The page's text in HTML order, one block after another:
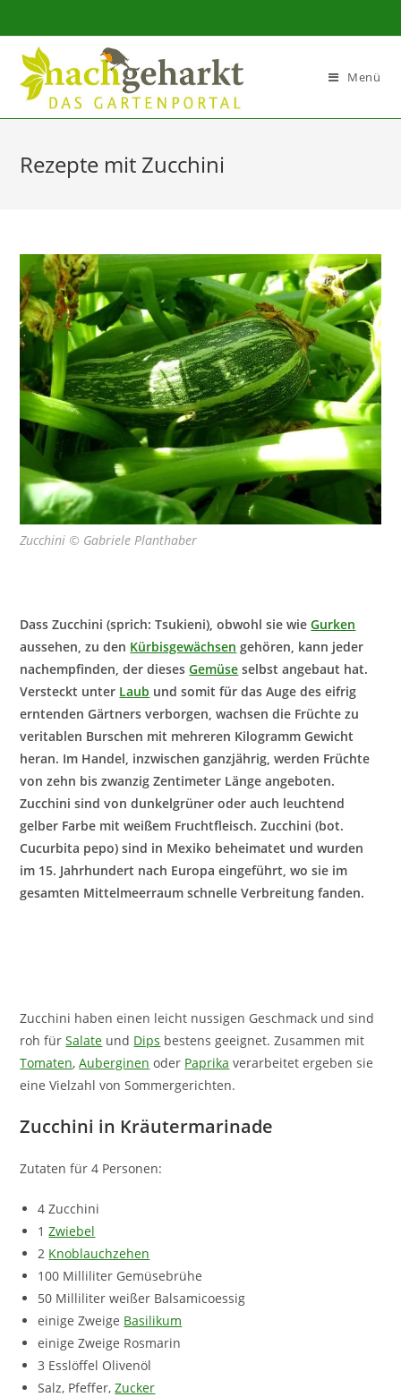
Sidebar-
Inhalt
Menü
Rezepte mit Zucchini
Zucchini © Gabriele Planthaber
Dass Zucchini (sprich: Tsukieni), obwohl sie wieGurken
aussehen, zu den Kürbisgewächsen gehören, kann jeder
nachempfinden, der diesesGemüse selbst angebaut hat.
Versteckt unter Laub und somit für das Auge des eifrig
erntenden Gärtners verborgen, wachsen die Früchte zu
veritablen Burschen mit mehreren Kilogramm Gewicht
heran. Im Handel, inzwischen ganzjährig, werden Früchte
von zehn bis zwanzig Zentimeter Länge angeboten.
Zucchini sind von dunkelgrüner oder auch leuchtend
gelber Farbe mit weißem Fruchtfleisch. Zucchini (bot.
Cucurbita pepo) sind in Mexiko beheimatet und wurden
im 15. Jahrhundert nach Europa eingeführt, wo sie im
gesamten Mittelmeerraum schnelle Verbreitung fanden.
Zucchini haben einen leicht nussigen Geschmack und sind
roh fürSalate und Dips bestens geeignet. Zusammen mit
Tomaten,Auberginen oder Paprika verarbeitet ergeben sie
eine Vielzahl von Sommergerichten.
Zucchini in Kräutermarinade
Zutaten für 4 Personen:
4 Zucchini
1Zwiebel
2 Knoblauchzehen
100 Milliliter Gemüsebrühe
50 Milliliter weißer Balsamicoessig
einige Zweige Basilikum
einige Zweige Rosmarin
3 Esslöffel Olivenöl
Salz, Pfeffer,Zucker